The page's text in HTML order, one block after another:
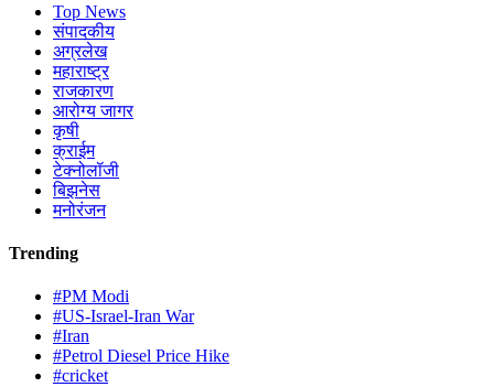
Top News
संपादकीय
अग्रलेख
महाराष्ट्र
राजकारण
आरोग्य जागर
कृषी
क्राईम
टेक्नोलॉजी
बिझनेस
मनोरंजन
Trending
#PM Modi
#US-Israel-Iran War
#Iran
#Petrol Diesel Price Hike
#cricket